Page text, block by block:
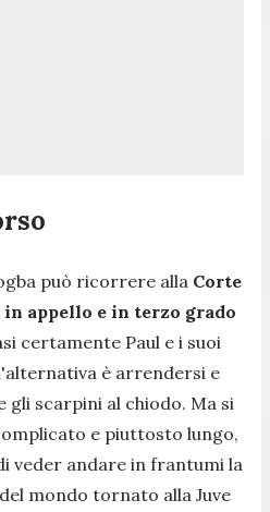
può ricorrere alla Corte
appello e in terzo grado
certamente Paul e i suoi
è arrendersi e
scarpini al chiodo. Ma si
e piuttosto lungo,
veder andare in frantumi la
mondo tornato alla Juve